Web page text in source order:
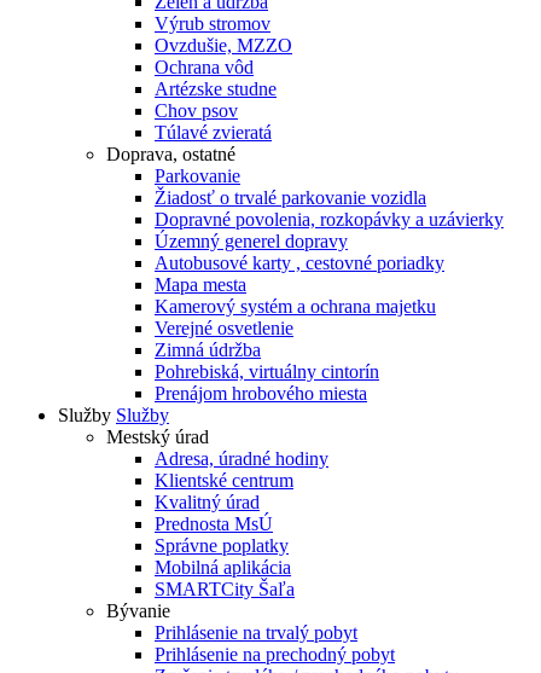
Výrub stromov
Ovzdušie, MZZO
Ochrana vôd
Artézske studne
Chov psov
Túlavé zvieratá
Doprava, ostatné
Parkovanie
Žiadosť o trvalé parkovanie vozidla
Dopravné povolenia, rozkopávky a uzávierky
Územný generel dopravy
Autobusové karty , cestovné poriadky
Mapa mesta
Kamerový systém a ochrana majetku
Verejné osvetlenie
Zimná údržba
Pohrebiská, virtuálny cintorín
Prenájom hrobového miesta
Služby Služby
Mestský úrad
Adresa, úradné hodiny
Klientské centrum
Kvalitný úrad
Prednosta MsÚ
Správne poplatky
Mobilná aplikácia
SMARTCity Šaľa
Bývanie
Prihlásenie na trvalý pobyt
Prihlásenie na prechodný pobyt